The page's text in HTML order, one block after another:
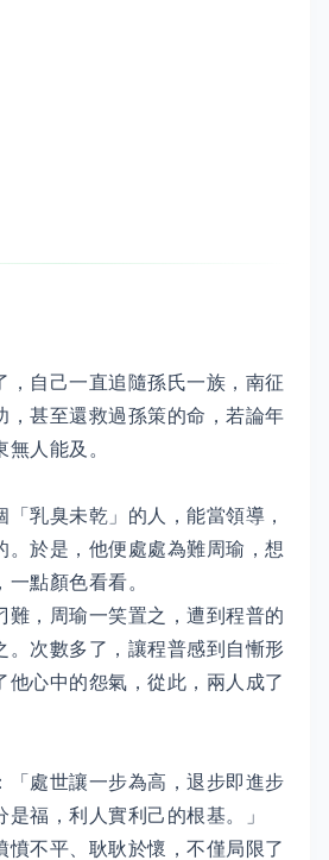
，自己一直追隨孫氏一族，南征
，甚至還救過孫策的命，若論年
人能及。
乳臭未乾」的人，能當領導，
。於是，他便處處為難周瑜，想
點顏色看看。
難，周瑜一笑置之，遭到程普的
。次數多了，讓程普感到自慚形
他心中的怨氣，從此，兩人成了
「處世讓一步為高，退步即進步
福，利人實利己的根基。」
憤不平、耿耿於懷，不僅局限了